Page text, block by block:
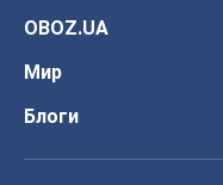
OBOZ.UA
Мир
Блоги